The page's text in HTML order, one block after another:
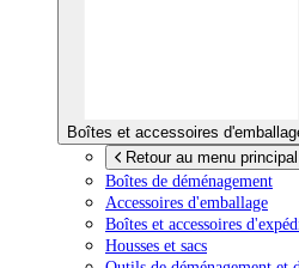
Boîtes et accessoires
Retour au menu principal
Boîtes de déménagement
Accessoires d'emballage
Boîtes et accessoires
Housses et sacs